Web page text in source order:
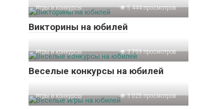
Игры и конкурсы 5 444 просмотров
Викторины на юбилей
Игры и конкурсы 3 759 просмотров
Веселые конкурсы на юбилей
Игры и конкурсы 3 025 просмотров